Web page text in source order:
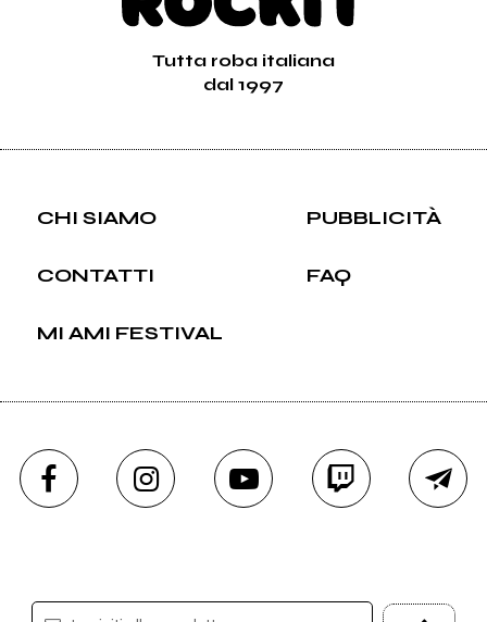
Tutta roba italiana
dal 1997
CHI SIAMO PUBBLICITÀ
CONTATTI FAQ
MI AMI FESTIVAL